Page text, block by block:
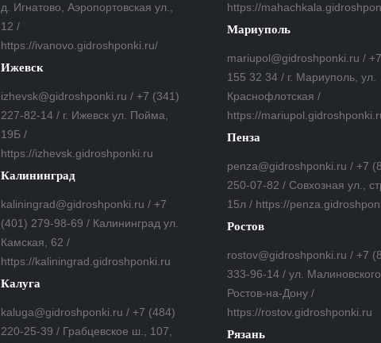
д. Игнатово, Аэропортовская ул.,
12 /
https://ivanovo.gidroshponki.ru/
Ижевск
izhevsk@gidroshponki.ru / +7 (341)
227-82-14 / г. Ижевск ул. Пойма,
19Б /
https://izhevsk.gidroshponki.ru
Калининград
kaliningrad@gidroshponki.ru / +7
(401) 279-98-69 / Калининград ул.
Камская, 62 /
https://kaliningrad.gidroshponki.ru
Калуга
kaluga@gidroshponki.ru / +7 (484)
220-25-39 / Грабцевское ш., 107,
https://
Мариуполь
mariupol@gidroshponki.ru /
155 32 34 / г. Мариуполь, ул.
Краснофлотская /
https://
Пенза
penza@gidroshponki.ru / +7
250-07-82 / Совхозная ул.,
15л / https://
Ростов
rostov@gidroshponki.ru / +7
333-96-14 / ул.
Ростов-на-Дону /
https://rostov.gidroshponki.ru
Рязань